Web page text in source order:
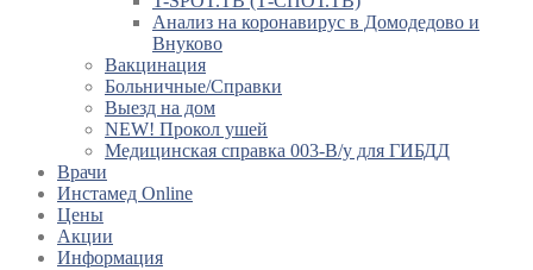
Анализ на коронавирус в Домодедово и
Внуково
Вакцинация
Больничные/Справки
Выезд на дом
NEW! Прокол ушей
Медицинская справка 003-В/у для ГИБДД
Врачи
Инстамед Online
Цены
Акции
Информация